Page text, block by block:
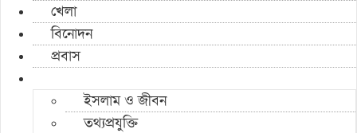
খেলা
বিনোদন
প্রবাস
ইসলাম ও জীবন
তথ্যপ্রযুক্তি